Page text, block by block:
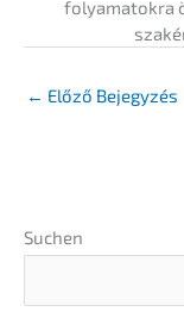
folyama­to­kra
← Előző Bejegyzés
Suchen